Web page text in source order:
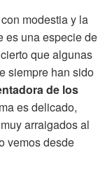
modestia y la
es una especie de
que algunas
siempre han sido
de los
es delicado,
arraigados al
vemos desde